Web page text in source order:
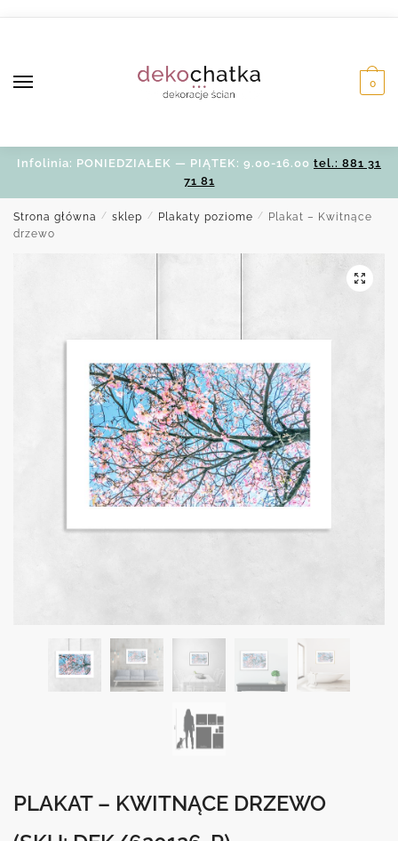
0
Infolinia: PONIEDZIAŁEK — PIĄTEK: 9.00-16.00 tel.: 881 31
71 81
Strona główna / sklep / Plakaty poziome /
Plakat – Kwitnące
drzewo
PLAKAT – KWITNĄCE DRZEWO